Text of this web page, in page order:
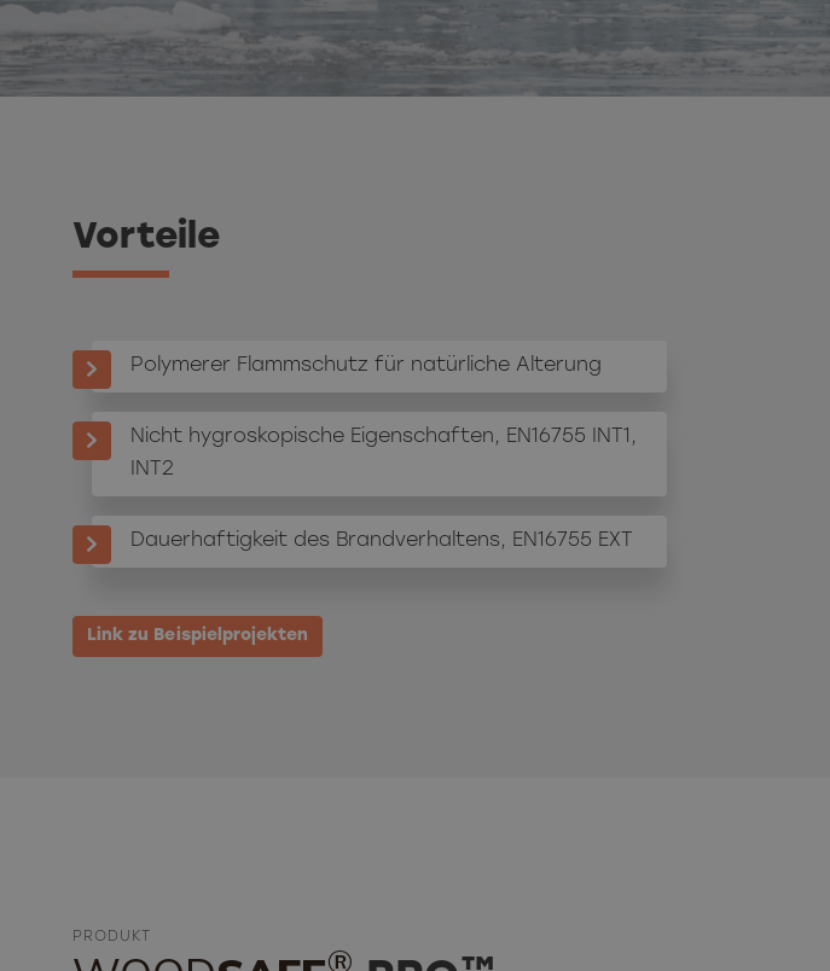
Vorteile
Polymerer Flammschutz für natürliche Alterung
Nicht hygroskopische Eigenschaften, EN16755 INT1,
INT2
Dauerhaftigkeit des Brandverhaltens, EN16755 EXT
Link zu Beispielprojekten
PRODUKT